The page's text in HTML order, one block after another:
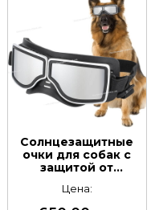
Солнцезащитные
очки для собак с
защитой от
водонепроницаемые,
ветрозащитные,
Цена: